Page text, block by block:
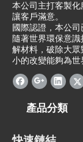
本公司主打客製
讓客戶滿意。
國際認證，本公司
隨著世界環保意
解材料，破除大
小的改變能夠為世
產品分類